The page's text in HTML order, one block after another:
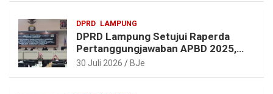
DPRD LAMPUNG
DPRD Lampung Setujui Raperda
Pertanggungjawaban APBD 2025,
Beri Sejumlah Rekomendasi
30 Juli 2026 BJe